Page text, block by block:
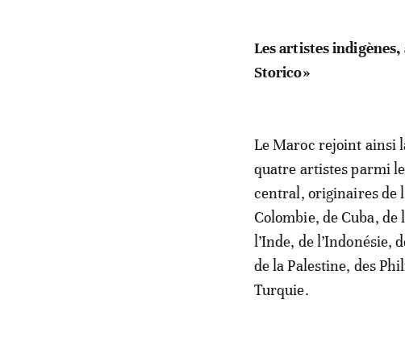
Les artistes
Storico»
Le Maroc rejoint ainsi
quatre artistes parmi
central, originaires de
Colombie, de Cuba,
l’Inde, de l’Indonésie,
de la Palestine, des
Turquie.